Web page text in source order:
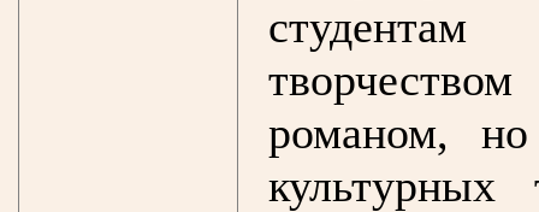
романом,
культурных